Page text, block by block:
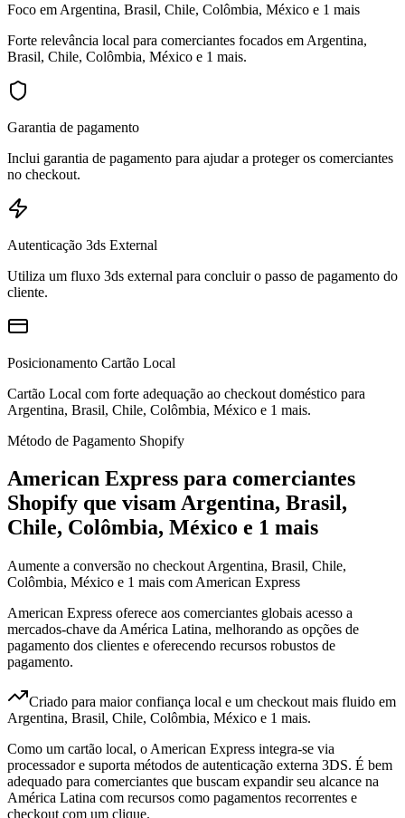
Foco em Argentina, Brasil, Chile, Colômbia, México e 1 mais
Forte relevância local para comerciantes focados em Argentina,
Brasil, Chile, Colômbia, México e 1 mais.
Garantia de pagamento
Inclui garantia de pagamento para ajudar a proteger os comerciantes
no checkout.
Autenticação 3ds External
Utiliza um fluxo 3ds external para concluir o passo de pagamento do
cliente.
Posicionamento Cartão Local
Cartão Local com forte adequação ao checkout doméstico para
Argentina, Brasil, Chile, Colômbia, México e 1 mais.
Método de Pagamento Shopify
American Express para comerciantes
Shopify que visam Argentina, Brasil,
Chile, Colômbia, México e 1 mais
Aumente a conversão no checkout Argentina, Brasil, Chile,
Colômbia, México e 1 mais com American Express
American Express oferece aos comerciantes globais acesso a
mercados-chave da América Latina, melhorando as opções de
pagamento dos clientes e oferecendo recursos robustos de
pagamento.
Criado para maior confiança local e um checkout mais fluido em
Argentina, Brasil, Chile, Colômbia, México e 1 mais.
Como um cartão local, o American Express integra-se via
processador e suporta métodos de autenticação externa 3DS. É bem
adequado para comerciantes que buscam expandir seu alcance na
América Latina com recursos como pagamentos recorrentes e
checkout com um clique.